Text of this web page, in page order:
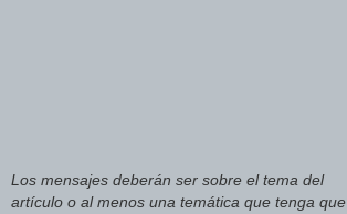
Los mensajes deberán ser sobre el tema del
artículo o al menos una temática que tenga que